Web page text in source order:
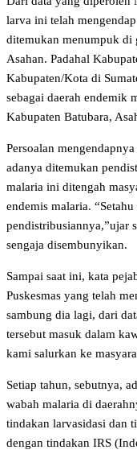
larva ini telah
ditemukan menumpuk di
Asahan. Padahal
Kabupaten/Kota di
sebagai daerah endemik
Kabupaten Batubara,
Persoalan
adanya ditemukan
malaria ini ditengah
endemis malaria.
pendistribusiannya,”ujar
sengaja disembunyikan.
Sampai saat ini, kata
Puskesmas yang telah
sambung dia lagi, dari
tersebut masuk dalam
kami salurkan ke
Setiap tahun, sebutnya,
wabah malaria di
tindakan larvasidasi dan
dengan tindakan IRS